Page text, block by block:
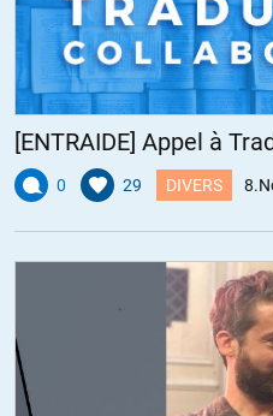
[ENTRAIDE] Appel à
0 29 DIVERS